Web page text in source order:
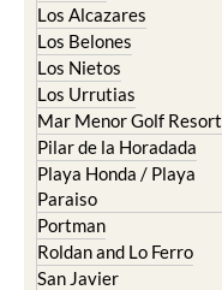
Los Alcazares
Los Belones
Los Nietos
Los Urrutias
Mar Menor Golf Resort
Pilar de la Horadada
Playa Honda / Playa
Paraiso
Portman
Roldan and Lo Ferro
San Javier